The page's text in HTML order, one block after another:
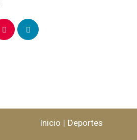
Inicio Deportes